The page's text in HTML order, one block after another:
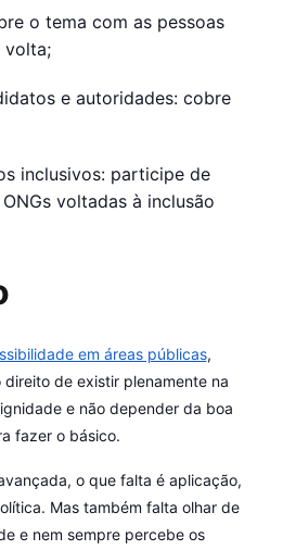
o tema com as pessoas
volta;
e autoridades:cobre
inclusivos:participe de
voltadas à inclusão
em áreas públicas,
de existir plenamente na
e não depender da boa
fazer o básico.
o que falta é aplicação,
Mas também falta olhar de
e nem sempre percebe os